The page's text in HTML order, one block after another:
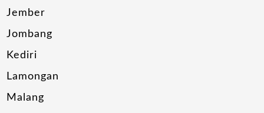
Jember
Jombang
Kediri
Lamongan
Malang